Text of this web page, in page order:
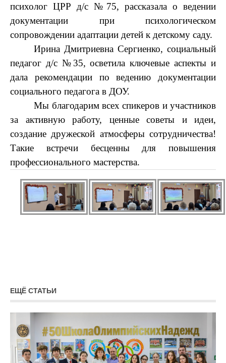
психолог ЦРР д/с №75, рассказала о ведении
документации при психологическом
сопровождении адаптации детей к детскому саду.
Ирина Дмитриевна Сергиенко, социальный
педагог д/с №35, осветила ключевые аспекты и
дала рекомендации по ведению документации
социального педагога в ДОУ.
Мы благодарим всех спикеров и участников
за активную работу, ценные советы и идеи,
создание дружеской атмосферы сотрудничества!
Такие встречи бесценны для повышения
профессионального мастерства.
ЕЩЁ СТАТЬИ